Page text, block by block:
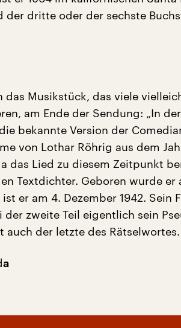
der dritte oder der sechste
das Musikstück, das viele
am Ende der Sendung: „In
bekannte Version der
von Lothar Röhrig aus dem
das Lied zu diesem Zeitpunkt
Textdichter. Geboren wurde er
er am 4. Dezember 1942. Sein
zweite Teil eigentlich sein
auch der letzte des Rätselwortes.
a